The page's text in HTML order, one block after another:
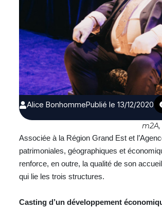
Alice BonhommePublié le 13/12/2020
Associée à la Région Grand Est et
patrimoniales, géographiques et
renforce, en outre, la qualité de son
qui lie les trois structures.
Casting d’un développement